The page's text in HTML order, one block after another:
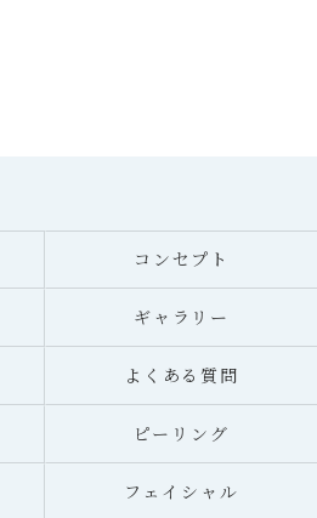
コンセプト
ギャラリー
よくある質問
ピーリング
フェイシャル